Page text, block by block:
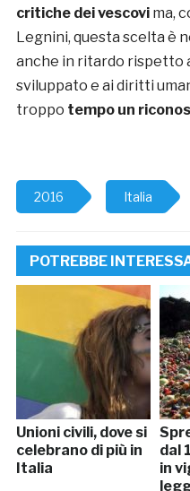
critiche dei vescovima,
Legnini, questa scelta è
anche in ritardo rispetto
sviluppato e ai diritti
troppo tempo un
2016 Italia
POTREBBE
Unioni civili, dove si
celebrano di più in
Italia
dal
in